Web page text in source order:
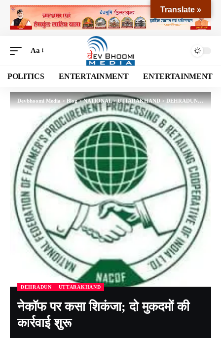
Aa
POLITICS ENTERTAINMENT ENTERTAINMENT
Devbhoomi Media>Blog>NATIONAL>UTTARAKHAND>DEHRADUN>नेकॉफ
DEHRADUN UTTARAKHAND
नेकॉफ पर कसा शिकंजा; दो मुकदमों की
कार्रवाई शुरू
Translate »